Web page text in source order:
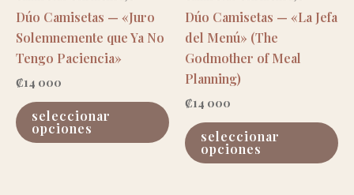
producto
Dúo Camisetas — «Juro
Solemnemente que Ya No
Tengo Paciencia»
₡14 000
seleccionar
opciones
este
producto
tiene
múltiples
Dúo Camisetas — «La Jefa
del Menú» (The
Godmother of Meal
Planning)
₡14 000
seleccionar
opciones